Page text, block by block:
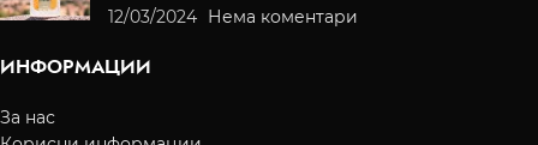
12/03/2024 Нема коментари
ИНФОРМАЦИИ
За нас